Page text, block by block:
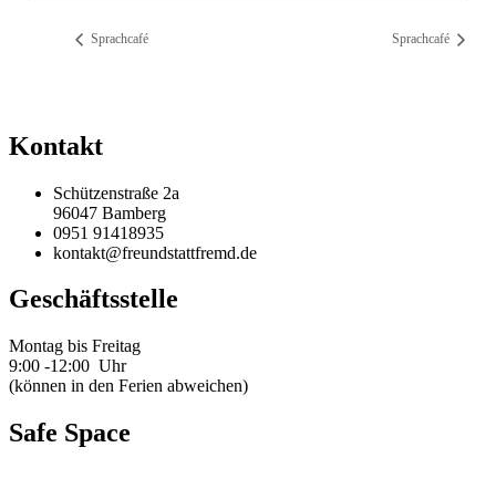
Sprachcafé Sprachcafé
Kontakt
Schützenstraße 2a
96047 Bamberg
0951 91418935
kontakt@freundstattfremd.de
Geschäftsstelle
Montag bis Freitag
9:00 -12:00 Uhr
(können in den Ferien abweichen)
Safe Space